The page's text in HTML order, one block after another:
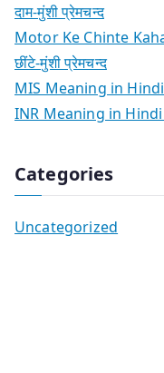
दाम-मुंशी प्रेमचन्द
Motor Ke Chinte
छींटे-मुंशी प्रेमचन्द
MIS Meaning in Hindi –
INR Meaning in Hindi –
Categories
Uncategorized